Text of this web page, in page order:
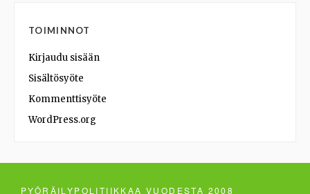
TOIMINNOT
Kirjaudu sisään
Sisältösyöte
Kommenttisyöte
WordPress.org
PYÖRÄILYPOLITIIKKAA VUODESTA 2008